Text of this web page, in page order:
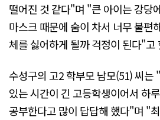
떨어진 것 같다"며 "큰 아이는 강당
마스크 때문에 숨이 차서 너무 불편
체를 싫어하게 될까 걱정이 된다"고
수성구의 고2 학부모 남모(51) 씨는
있는 시간이 긴 고등학생이어서 하
공부한다고 많이 답답해 했다"며 "